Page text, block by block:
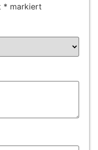
* markiert